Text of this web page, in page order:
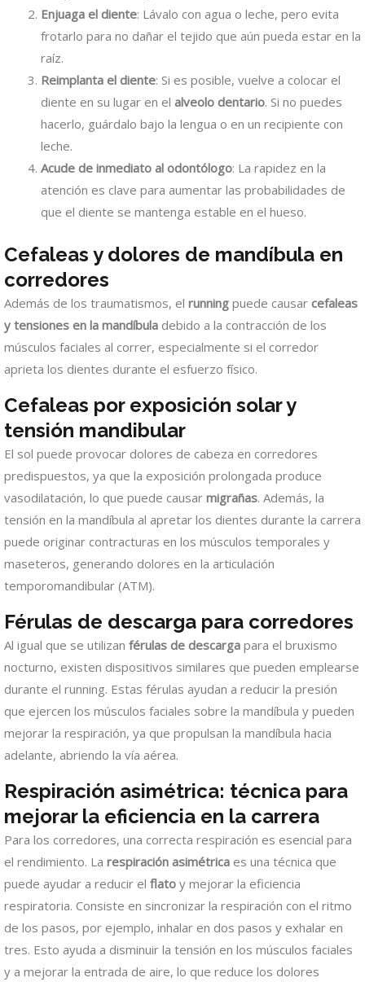
Enjuaga el diente: Lávalo con agua o leche, pero evita
frotarlo para no dañar el tejido que aún pueda estar en la
raíz.
Reimplanta el diente: Si es posible, vuelve a colocar el
diente en su lugar en el alveolo dentario. Si no puedes
hacerlo, guárdalo bajo la lengua o en un recipiente con
leche.
Acude de inmediato al odontólogo: La rapidez en la
atención es clave para aumentar las probabilidades de
que el diente se mantenga estable en el hueso.
Cefaleas y dolores de mandíbula en
corredores
Además de los traumatismos, el running puede causar cefaleas
y tensiones en la mandíbula debido a la contracción de los
músculos faciales al correr, especialmente si el corredor
aprieta los dientes durante el esfuerzo físico.
Cefaleas por exposición solar y
tensión mandibular
El sol puede provocar dolores de cabeza en corredores
predispuestos, ya que la exposición prolongada produce
vasodilatación, lo que puede causar migrañas. Además, la
tensión en la mandíbula al apretar los dientes durante la carrera
puede originar contracturas en los músculos temporales y
maseteros, generando dolores en la articulación
temporomandibular (ATM).
Férulas de descarga para corredores
Al igual que se utilizan férulas de descarga para el bruxismo
nocturno, existen dispositivos similares que pueden emplearse
durante el running. Estas férulas ayudan a reducir la presión
que ejercen los músculos faciales sobre la mandíbula y pueden
mejorar la respiración, ya que propulsan la mandíbula hacia
adelante, abriendo la vía aérea.
Respiración asimétrica: técnica para
mejorar la eficiencia en la carrera
Para los corredores, una correcta respiración es esencial para
el rendimiento. La respiración asimétrica es una técnica que
puede ayudar a reducir el flato y mejorar la eficiencia
respiratoria. Consiste en sincronizar la respiración con el ritmo
de los pasos, por ejemplo, inhalar en dos pasos y exhalar en
tres. Esto ayuda a disminuir la tensión en los músculos faciales
y a mejorar la entrada de aire, lo que reduce los dolores